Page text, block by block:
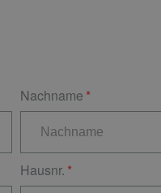
Nachname
Hausnr.